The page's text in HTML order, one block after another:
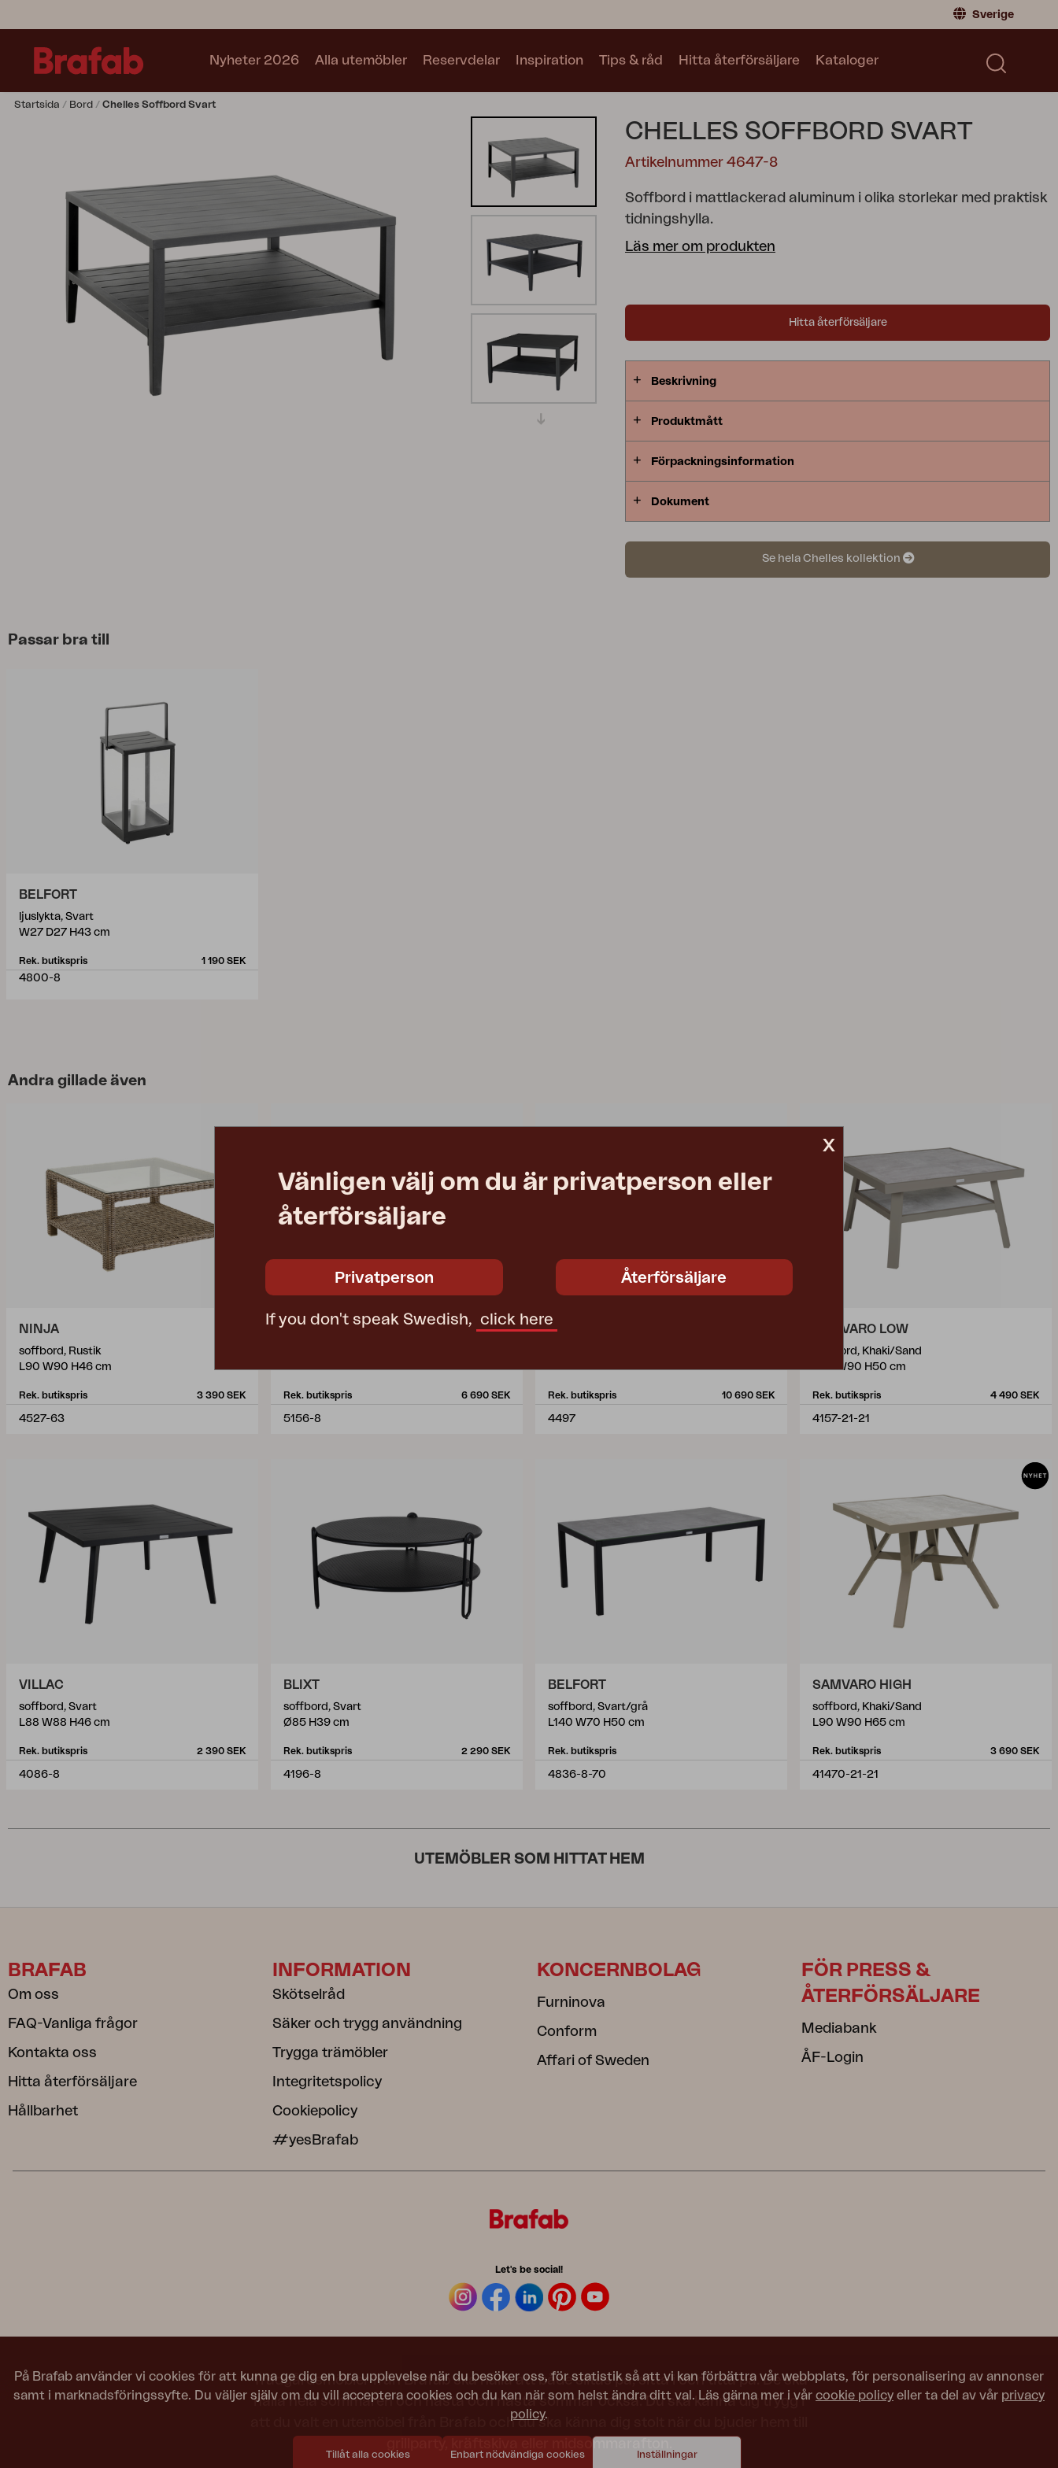
På Brafab använder vi cookies för att kunna ge dig en bra upplevelse när du besöker oss, för statistik så att vi kan förbättra vår webbplats, för personalisering av annonser
samt i marknadsföringssyfte. Du väljer själv om du vill acceptera cookies och du kan när som helst ändra ditt val. Läs gärna mer i vår cookie policy eller ta del av vår privacy
policy.
Tillåt alla cookies Enbart nödvändiga cookies Inställningar
Sverige
Privatperson
Global|Global
Frankrike|France
Nyheter 2026 Alla utemöbler
Soffa
Utekök
Vilsäng
Relax
Kollektioner
Se alla kollektioner
Blixt
Grower Greens Lomma
Kataloger
Reservdelar Inspiration Tips & råd Hitta återförsäljare Kataloger
Startsida Bord Chelles Soffbord Svart
CHELLES SOFFBORD SVART
Artikelnummer 4647-8
Soffbord i mattlackerad aluminum i olika storlekar med praktisk
tidningshylla.
Läs mer om produkten
Hitta återförsäljare
Beskrivning
Produktmått
Förpackningsinformation
Dokument
Se hela Chelles kollektion
Passar bra till
BELFORT
ljuslykta, Svart
W27 D27 H43 cm
Rek. butikspris 1 190 SEK
4800-8
Andra gillade även
NINJA
soffbord, Rustik
L90 W90 H46 cm
Rek. butikspris 3 390 SEK
4527-63
NOLLI
L140 W70 H45 cm
Rek. butikspris 6 690 SEK
5156-8
JULITA
L90 W90 H50 cm
Rek. butikspris 10 690 SEK
4497
SAMVARO LOW
soffbord, Khaki/Sand
L90 W90 H50 cm
Rek. butikspris 4 490 SEK
4157-21-21
VILLAC
soffbord, Svart
L88 W88 H46 cm
Rek. butikspris 2 390 SEK
4086-8
BLIXT
soffbord, Svart
Ø85 H39 cm
Rek. butikspris 2 290 SEK
4196-8
BELFORT
soffbord, Svart/grå
L140 W70 H50 cm
Rek. butikspris
4836-8-70
SAMVARO HIGH
soffbord, Khaki/Sand
L90 W90 H65 cm
Rek. butikspris 3 690 SEK
41470-21-21
UTEMÖBLER SOM HITTAT HEM
x
Vänligen välj om du är privatperson eller
återförsäljare
Privatperson Återförsäljare
If you don't speak Swedish, click here
BRAFAB
Om oss
FAQ-Vanliga frågor
Kontakta oss
Hitta återförsäljare
Hållbarhet
INFORMATION
Skötselråd
Säker och trygg användning
Trygga trämöbler
Integritetspolicy
Cookiepolicy
#yesBrafab
KONCERNBOLAG
Furninova
Conform
Affari of Sweden
FÖR PRESS &
ÅTERFÖRSÄLJARE
Mediabank
ÅF-Login
Let's be social!
Trädgårdsmöbler från Brafab ska hålla att både slitas på, sitta i och titta på. De ska
hålla hela sommaren och nästa och nästa sommar också. Du ska känna dig trygg i
att du valt en utemöbel från Brafab och du ska känna dig stolt när du bjuder hem till
grillparty, kräftskiva eller midsommarafton.